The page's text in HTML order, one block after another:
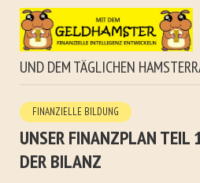
UND DEM TÄGLICHEN
FINANZIELLE BILDUNG
UNSER FINANZPLAN TEIL
DER BILANZ